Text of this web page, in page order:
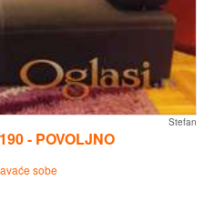
Stefan
- POVOLJNO
sobe